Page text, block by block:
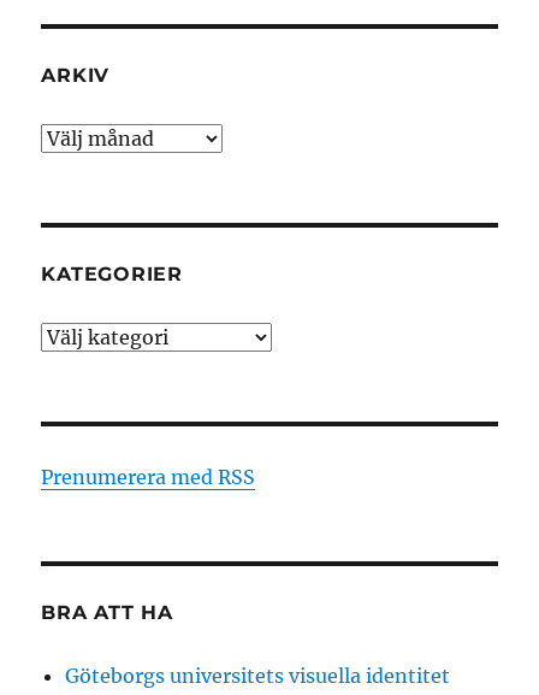
ARKIV
Arkiv
KATEGORIER
Kategorier
Prenumerera med RSS
BRA ATT HA
Göteborgs universitets visuella identitet